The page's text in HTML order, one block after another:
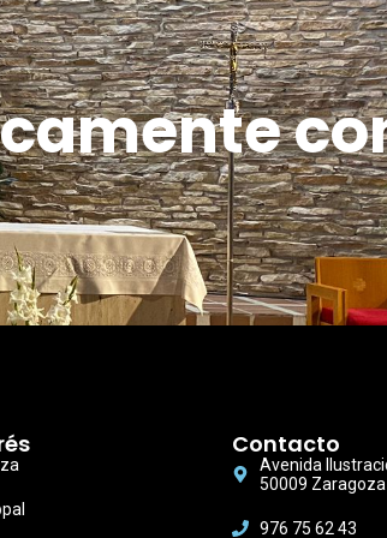
Contacto
Avenida
50009 Zaragoza
976 75 62 43